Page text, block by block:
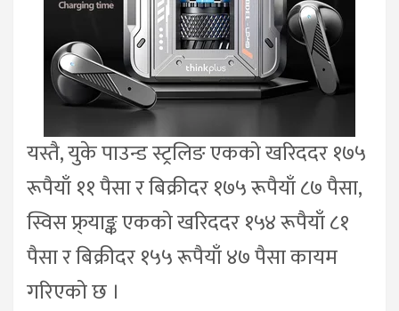
यस्तै, युके पाउन्ड स्ट्रलिङ एकको खरिददर १७५
रूपैयाँ ११ पैसा र बिक्रीदर १७५ रूपैयाँ ८७ पैसा,
स्विस फ्र्याङ्क एकको खरिददर १५४ रूपैयाँ ८१
पैसा र बिक्रीदर १५५ रूपैयाँ ४७ पैसा कायम
गरिएको छ ।